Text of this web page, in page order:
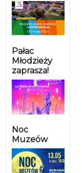
Pałac
Młodzieży
zaprasza!
Noc
Muzeów